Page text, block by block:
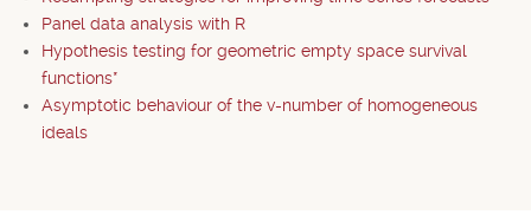
Panel data analysis with R
Hypothesis testing for geometric empty space survival
functions*
Asymptotic behaviour of the v-number of homogeneous
ideals